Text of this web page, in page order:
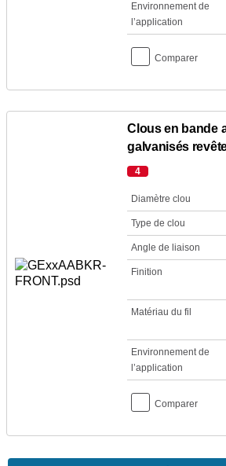
Environnement de
l’application
Comparer
Clous en bande
galvanisés
4
Diamètre clou
Type de clou
Angle de liaison
Finition
Matériau du fil
Environnement de
l’application
Comparer